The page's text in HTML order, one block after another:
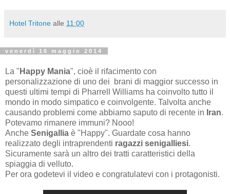
Hotel Tritone alle 11:00
venerdì 16 maggio 2014
La " Happy Mania", cioè il rifacimento con
personalizzazione di uno dei brani di maggior successo in
questi ultimi tempi di Pharrell Williams ha coinvolto tutto il
mondo in modo simpatico e coinvolgente. Talvolta anche
causando problemi come abbiamo saputo di recente in Iran.
Potevamo rimanere immuni? Nooo!
Anche Senigallia è "Happy". Guardate cosa hanno
realizzato degli intraprendenti ragazzi senigalliesi.
Sicuramente sarà un altro dei tratti caratteristici della
spiaggia di velluto.
Per ora godetevi il video e congratulatevi con i protagonisti.